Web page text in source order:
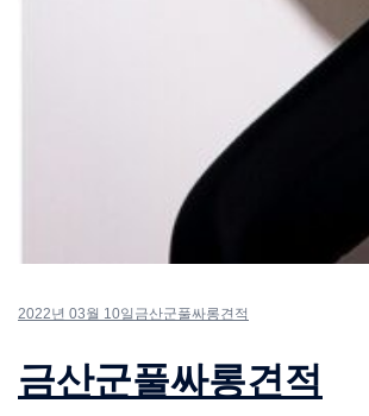
2022년 03월 10일 금산군풀싸롱견적
금산군풀싸롱견적